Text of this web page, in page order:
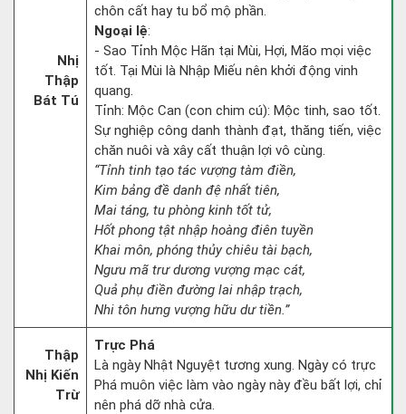
Nhị
Thập
Bát Tú
chôn cất hay tu bổ mộ phần.
Ngoại lệ:
- Sao Tỉnh Mộc Hãn tại Mùi, Hợi, Mão mọi việc
tốt. Tại Mùi là Nhập Miếu nên khởi động vinh
quang.
Tỉnh: Mộc Can (con chim cú): Mộc tinh, sao tốt.
Sự nghiệp công danh thành đạt, thăng tiến, việc
chăn nuôi và xây cất thuận lợi vô cùng.
“Tỉnh tinh tạo tác vượng tàm điền,
Kim bảng đề danh đệ nhất tiên,
Mai táng, tu phòng kinh tốt tử,
Hốt phong tật nhập hoàng điên tuyền
Khai môn, phóng thủy chiêu tài bạch,
Ngưu mã trư dương vượng mạc cát,
Quả phụ điền đường lai nhập trạch,
Nhi tôn hưng vượng hữu dư tiền.”
Thập
Nhị Kiến
Trừ
Trực Phá
Là ngày Nhật Nguyệt tương xung. Ngày có trực
Phá muôn việc làm vào ngày này đều bất lợi, chỉ
nên phá dỡ nhà cửa.